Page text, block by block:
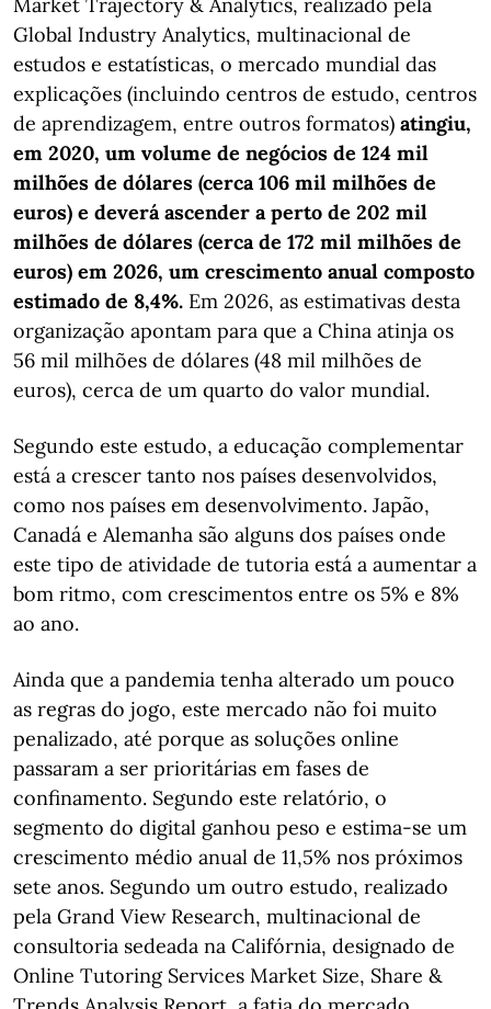
Global Industry Analytics, multinacional de
estudos e estatísticas, o mercado mundial das
explicações (incluindo centros de estudo, centros
de aprendizagem, entre outros formatos) atingiu,
em 2020, um volume de negócios de 124 mil
milhões de dólares (cerca 106 mil milhões de
euros) e deverá ascender a perto de 202 mil
milhões de dólares (cerca de 172 mil milhões de
euros) em 2026, um crescimento anual composto
estimado de 8,4%. Em 2026, as estimativas desta
organização apontam para que a China atinja os
56 mil milhões de dólares (48 mil milhões de
euros), cerca de um quarto do valor mundial.
Segundo este estudo, a educação complementar
está a crescer tanto nos países desenvolvidos,
como nos países em desenvolvimento. Japão,
Canadá e Alemanha são alguns dos países onde
este tipo de atividade de tutoria está a aumentar a
bom ritmo, com crescimentos entre os 5% e 8%
ao ano.
Ainda que a pandemia tenha alterado um pouco
as regras do jogo, este mercado não foi muito
penalizado, até porque as soluções online
passaram a ser prioritárias em fases de
confinamento. Segundo este relatório, o
segmento do digital ganhou peso e estima-se um
crescimento médio anual de 11,5% nos próximos
sete anos. Segundo um outro estudo, realizado
pela Grand View Research, multinacional de
consultoria sedeada na Califórnia, designado de
Online Tutoring Services Market Size, Share &